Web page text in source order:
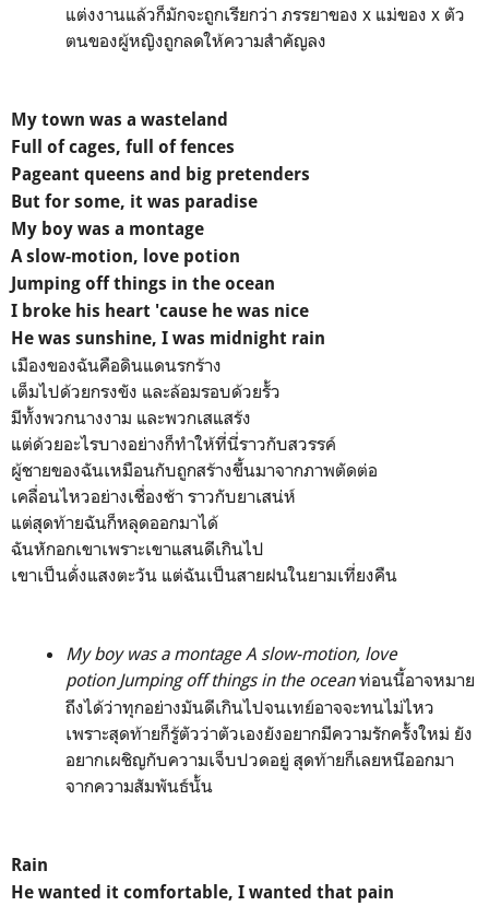
แต่งงานแล้วก็มักจะถูกเรียกว่า ภรรยาของ x แม่ของ x ตัว
ตนของผู้หญิงถูกลดให้ความสำคัญลง
My town was a wasteland
Full of cages, full of fences
Pageant queens and big pretenders
But for some, it was paradise
My boy was a montage
A slow-motion, love potion
Jumping off things in the ocean
I broke his heart 'cause he was nice
He was sunshine, I was midnight rain
เมืองของฉันคือดินแดนรกร้าง
เต็มไปด้วยกรงขัง และล้อมรอบด้วยรั้ว
มีทั้งพวกนางงาม และพวกเสแสร้ง
แต่ด้วยอะไรบางอย่างก็ทำให้ที่นี่ราวกับสวรรค์
ผู้ชายของฉันเหมือนกับถูกสร้างขึ้นมาจากภาพตัดต่อ
เคลื่อนไหวอย่างเชื่องช้า ราวกับยาเสน่ห์
แต่สุดท้ายฉันก็หลุดออกมาได้
ฉันหักอกเขาเพราะเขาแสนดีเกินไป
เขาเป็นดั่งแสงตะวัน แต่ฉันเป็นสายฝนในยามเที่ยงคืน
My boy was a montage A slow-motion, love
potion Jumping off things in the ocean ท่อนนี้อาจหมาย
ถึงได้ว่าทุกอย่างมันดีเกินไปจนเทย์อาจจะทนไม่ไหว
เพราะสุดท้ายก็รู้ตัวว่าตัวเองยังอยากมีความรักครั้งใหม่ ยัง
อยากเผชิญกับความเจ็บปวดอยู่ สุดท้ายก็เลยหนีออกมา
จากความสัมพันธ์นั้น
Rain
He wanted it comfortable, I wanted that pain